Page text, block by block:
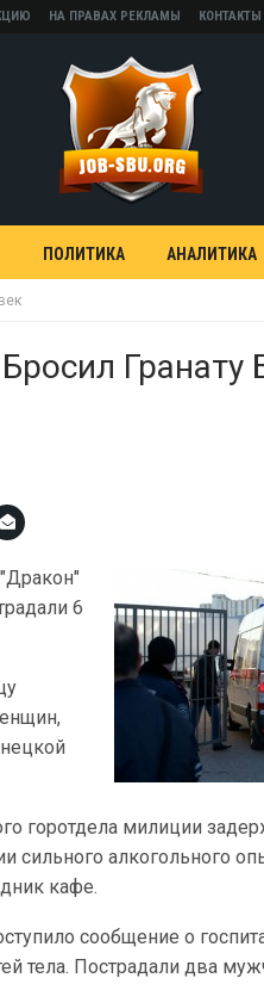
НА ПРАВАХ РЕКЛАМЫ КОНТАКТЫ
ПОЛИТИКА АНАЛИТИКА
Гранату
6
горотдела милиции
сильного алкогольного
кафе.
сообщение о
тела. Пострадали два